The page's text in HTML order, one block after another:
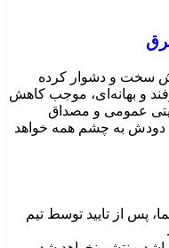
سخت و دشوار کرده
و بهانه‌ای، موجب کاهش
عمومی و مصداق
دودش به چشم همه خواهد
پس از تایید توسط تیم